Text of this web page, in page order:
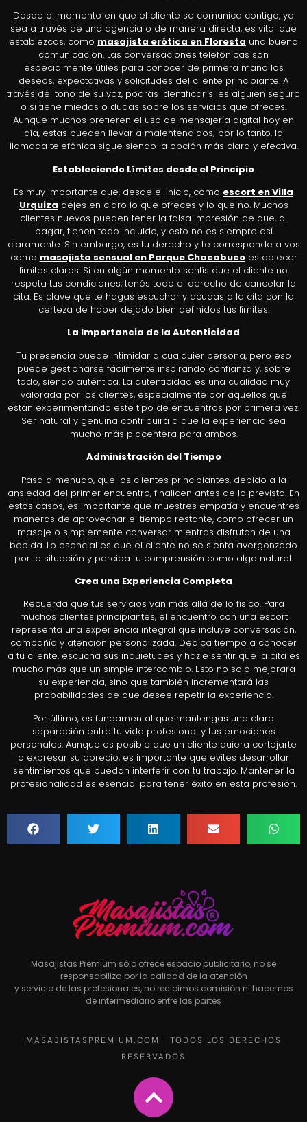
Desde el momento en que el cliente se comunica contigo, ya
sea a través de una agencia o de manera directa, es vital que
establezcas, como masajista erótica en Floresta una buena
comunicación. Las conversaciones telefónicas son
especialmente útiles para conocer de primera mano los
deseos, expectativas y solicitudes del cliente principiante. A
través del tono de su voz, podrás identificar si es alguien seguro
o si tiene miedos o dudas sobre los servicios que ofreces.
Aunque muchos prefieren el uso de mensajería digital hoy en
día, estas pueden llevar a malentendidos; por lo tanto, la
llamada telefónica sigue siendo la opción más clara y efectiva.
Estableciendo Límites desde el Principio
Es muy importante que, desde el inicio, como escort en Villa
Urquiza dejes en claro lo que ofreces y lo que no. Muchos
clientes nuevos pueden tener la falsa impresión de que, al
pagar, tienen todo incluido, y esto no es siempre así
claramente. Sin embargo, es tu derecho y te corresponde a vos
como masajista sensual en Parque Chacabucoestablecer
límites claros. Si en algún momento sentís que el cliente no
respeta tus condiciones, tenés todo el derecho de cancelar la
cita. Es clave que te hagas escuchar y acudas a la cita con la
certeza de haber dejado bien definidos tus límites.
La Importancia de la Autenticidad
Tu presencia puede intimidar a cualquier persona, pero eso
puede gestionarse fácilmente inspirando confianza y, sobre
todo, siendo auténtica. La autenticidad es una cualidad muy
valorada por los clientes, especialmente por aquellos que
están experimentando este tipo de encuentros por primera vez.
Ser natural y genuina contribuirá a que la experiencia sea
mucho más placentera para ambos.
Administración del Tiempo
Pasa a menudo, que los clientes principiantes, debido a la
ansiedad del primer encuentro, finalicen antes de lo previsto. En
estos casos, es importante que muestres empatía y encuentres
maneras de aprovechar el tiempo restante, como ofrecer un
masaje o simplemente conversar mientras disfrutan de una
bebida. Lo esencial es que el cliente no se sienta avergonzado
por la situación y perciba tu comprensión como algo natural.
Crea una Experiencia Completa
Recuerda que tus servicios van más allá de lo físico. Para
muchos clientes principiantes, el encuentro con una escort
representa una experiencia integral que incluye conversación,
compañía y atención personalizada. Dedica tiempo a conocer
a tu cliente, escucha sus inquietudes y hazle sentir que la cita es
mucho más que un simple intercambio. Esto no solo mejorará
su experiencia, sino que también incrementará las
probabilidades de que desee repetir la experiencia.
Por último, es fundamental que mantengas una clara
separación entre tu vida profesional y tus emociones
personales. Aunque es posible que un cliente quiera cortejarte
o expresar su aprecio, es importante que evites desarrollar
sentimientos que puedan interferir con tu trabajo. Mantener la
profesionalidad es esencial para tener éxito en esta profesión.
Masajistas Premium sólo ofrece espacio publicitario, no se
responsabiliza por la calidad de la atención
y servicio de las profesionales, no recibimos comisión ni hacemos
de intermediario entre las partes
MASAJISTASPREMIUM.COM | TODOS LOS DERECHOS
RESERVADOS